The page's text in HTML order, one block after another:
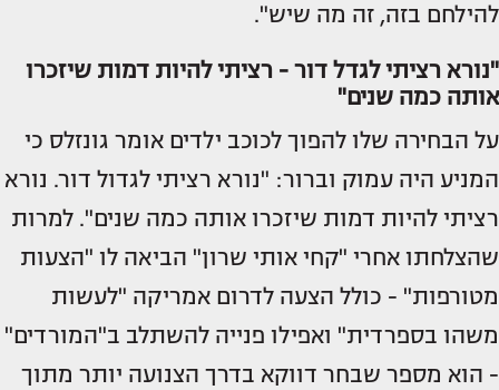
להילחם בזה, זה מה שיש".
"נורא רציתי לגדל דור - רציתי להיות דמות שיזכרו
אותה כמה שנים"
על הבחירה שלו להפוך לכוכב ילדים אומר גונזלס כי
המניע היה עמוק וברור: "נורא רציתי לגדול דור. נורא
רציתי להיות דמות שיזכרו אותה כמה שנים". למרות
שהצלחתו אחרי "קחי אותי שרון" הביאה לו "הצעות
מטורפות" - כולל הצעה לדרום אמריקה "לעשות
משהו בספרדית" ואפילו פנייה להשתלב ב"המורדים"
- הוא מספר שבחר דווקא בדרך הצנועה יותר מתוך